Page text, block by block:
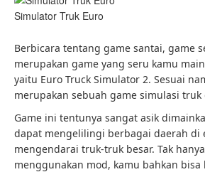
Simulator Truk Euro
Berbicara tentang game santai, game
merupakan game yang seru kamu
yaitu Euro Truck Simulator 2. Sesuai
merupakan sebuah game simulasi truk
Game ini tentunya sangat asik
dapat mengelilingi berbagai daerah di
mengendarai truk-truk besar. Tak
menggunakan mod, kamu bahkan